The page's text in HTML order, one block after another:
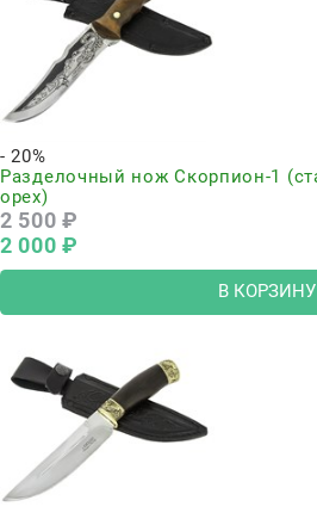
- 20%
Разделочный нож Скорпион-1
орех)
2 500 ₽
2 000 ₽
В КОРЗИНУ